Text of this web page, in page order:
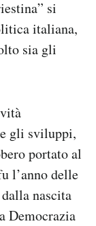
si
italiana,
sia gli
gli sviluppi,
portato al
l’anno delle
nascita
Democrazia